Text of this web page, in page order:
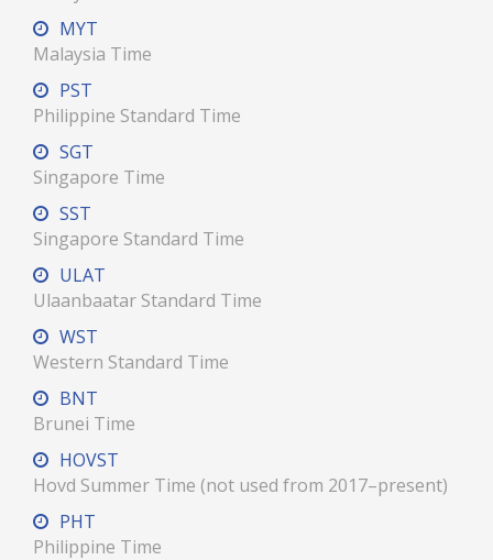
MYT
Malaysia Time
PST
Philippine Standard Time
SGT
Singapore Time
SST
Singapore Standard Time
ULAT
Ulaanbaatar Standard Time
WST
Western Standard Time
BNT
Brunei Time
HOVST
Hovd Summer Time (not used from 2017–present)
PHT
Philippine Time